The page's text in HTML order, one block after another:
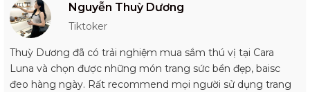
Nguyễn Thuỳ Dương
Tiktoker
Thuỳ Dương đã có trải nghiệm mua sắm thú vị tại Cara
Luna và chọn được những món trang sức bền đẹp, baisc
đeo hàng ngày. Rất recommend mọi người sử dụng trang